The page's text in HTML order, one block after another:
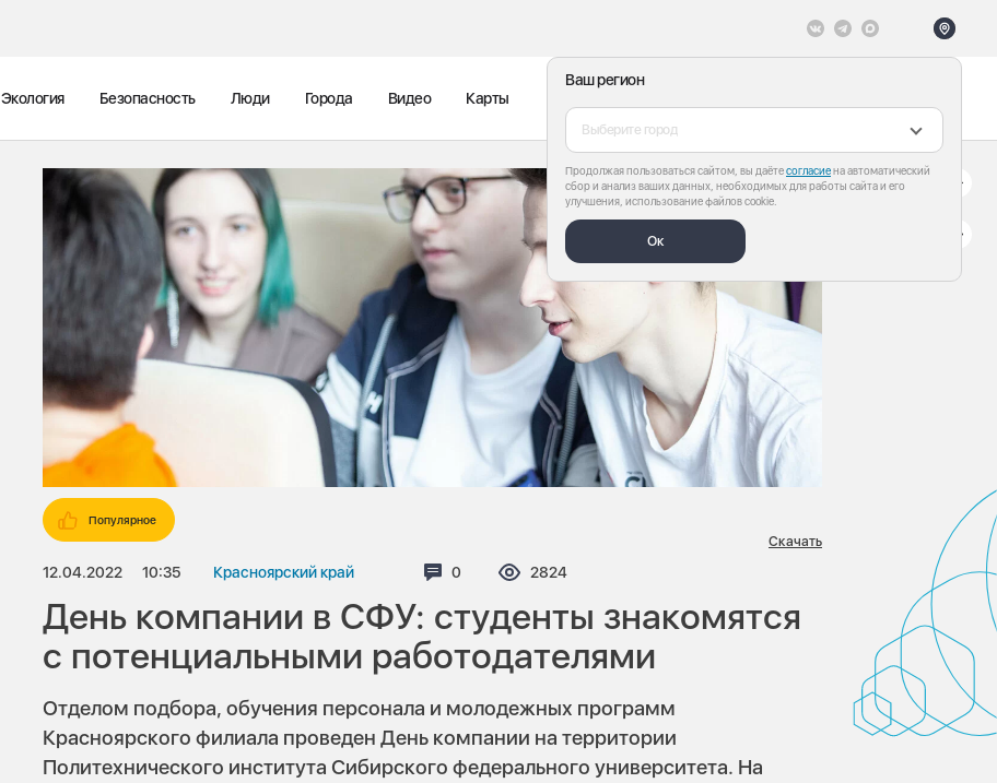
Ваш регион
Выберите город
Продолжая пользоваться сайтом, вы даётесогласиена автоматический
сбор и анализ ваших данных, необходимых для работы сайта и его
улучшения, использование файлов cookie.
Ок
Экология Безопасность Люди Города Видео Карты
Популярное
12.04.2022 10:35 Красноярский край Комментариев:
0 Просмотров:
2824
Скачать
День компании в СФУ: студенты знакомятся
с потенциальными работодателями
Отделом подбора, обучения персонала и молодежных программ
Красноярского филиала проведен День компании на территории
Политехнического института Сибирского федерального университета. На